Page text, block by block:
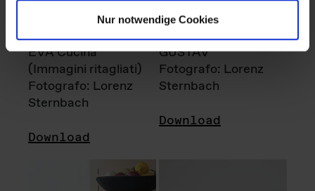
Nur notwendige Cookies
EVA Cucina
(Immagini ritagliati)
Fotografo: Lorenz
Sternbach
Download
GUSTAV
Fotografo: Lorenz
Sternbach
Download